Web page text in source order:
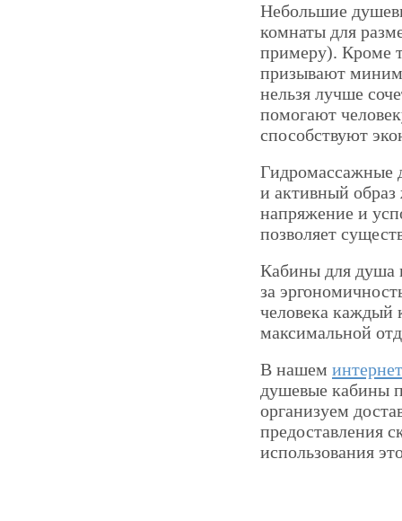
Небольшие
комнаты для
примеру). Кроме
призывают
нельзя лучше
помогают
способствуют
Гидромассажные
и активный образ
напряжение и
позволяет
Кабины для душа
за
человека каждый
максимальной
В нашем
душевые кабины
организуем
предоставления
использования